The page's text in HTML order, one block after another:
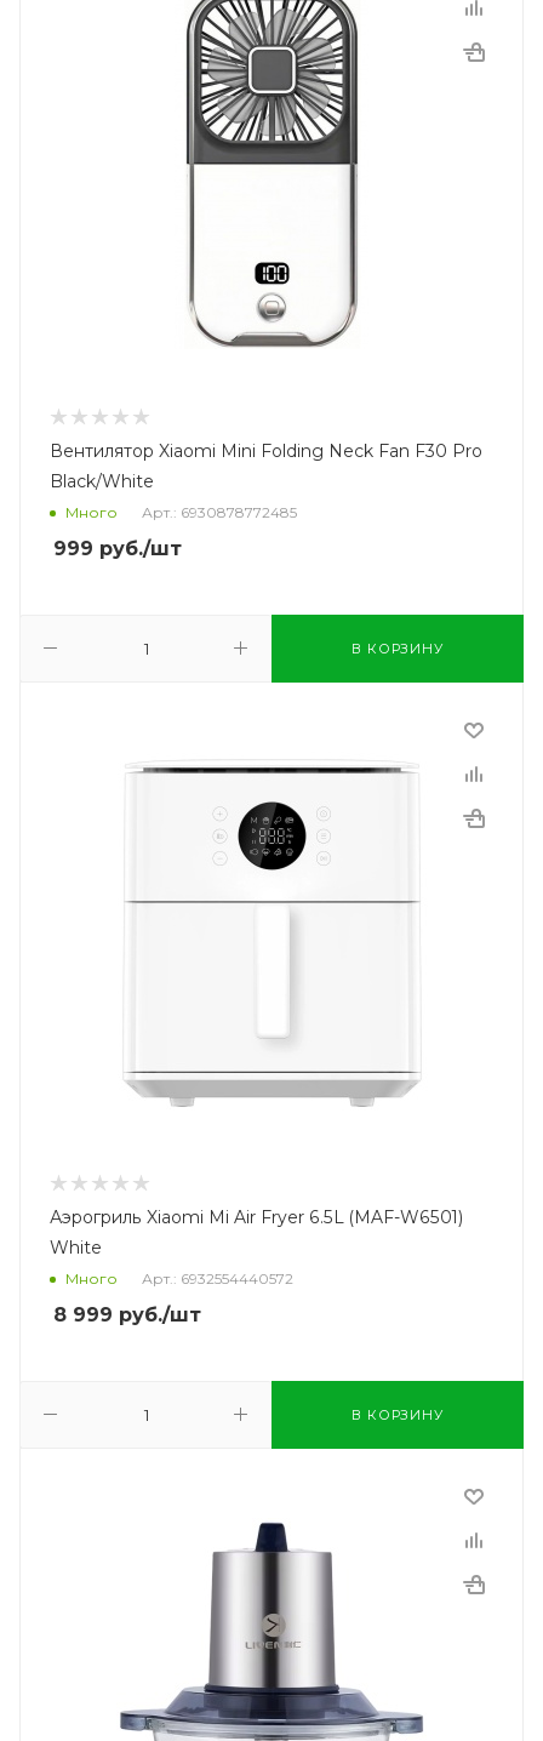
Вентилятор Xiaomi Mini Folding Neck Fan F30 Pro
Black/White
Много Арт.: 6930878772485
999 руб./шт
В КОРЗИНУ
Аэрогриль Xiaomi Mi Air Fryer 6.5L (MAF-W6501)
White
Много Арт.: 6932554440572
8 999 руб./шт
В КОРЗИНУ